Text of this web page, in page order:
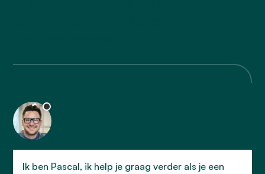
Ik ben Pascal, ik help je graag verder als je een